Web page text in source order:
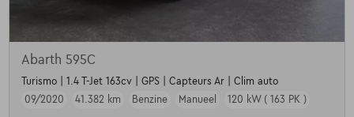
Abarth 595C
Turismo | 1.4 T-Jet 163cv | GPS | Capteurs Ar | Clim auto
09/2020
41.382 km Benzine Manueel 120 kW ( 163 PK )